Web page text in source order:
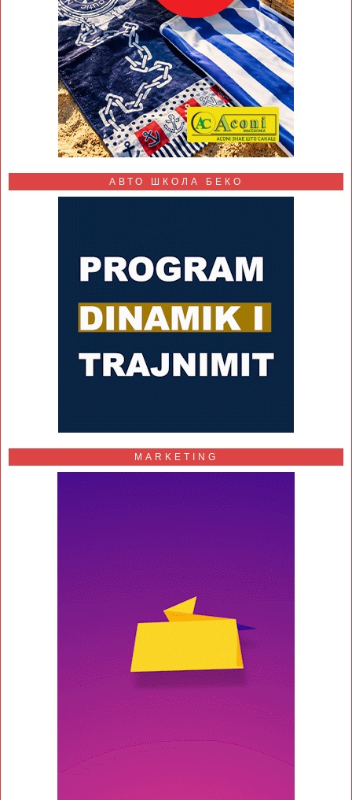
АВТО ШКОЛА БЕКО
MARKETING